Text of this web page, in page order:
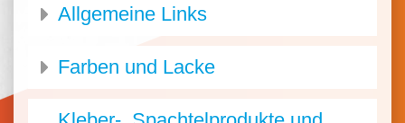
Allgemeine Links
Farben und Lacke